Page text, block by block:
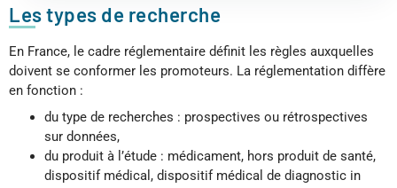
Les types de recherche
En France, le cadre réglementaire définit les règles auxquelles
doivent se conformer les promoteurs. La réglementation diffère
en fonction :
du type de recherches : prospectives ou rétrospectives
sur données,
du produit à l’étude : médicament, hors produit de santé,
dispositif médical, dispositif médical de diagnostic in